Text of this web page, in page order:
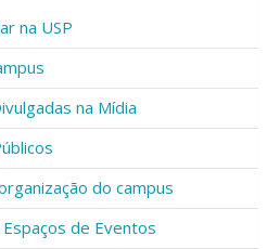
na USP
na Mídia
do campus
de Eventos